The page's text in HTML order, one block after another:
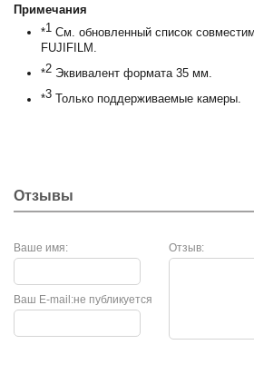
Примечания
*1 См. обновленный список
FUJIFILM.
*2 Эквивалент формата 35 мм.
*3 Только поддерживаемые камеры.
Отзывы
Ваше имя: Отзыв:
не публикуется
Ваш E-mail: